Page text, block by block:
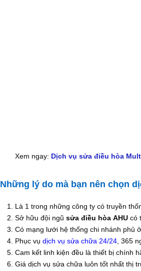
Xem ngay: Dịch vụ sửa điều hòa
Những lý do mà bạn nên chọn
Là 1 trong những công ty có truyền
Sở hữu đội ngũsửa điều hòa AHUcó
Có mạng lưới hệ thống chi nhánh phủ
Phục vụdịch vụ sửa chữa 24/24 , 365
Cam kết linh kiện đều là thiết bị chính
Giá dịch vụ sửa chữa luôn tốt nhất thị